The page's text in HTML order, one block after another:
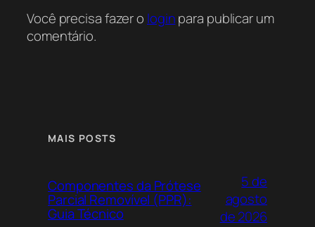
Você precisa fazer o loginpara publicar um
comentário.
MAIS POSTS
Componentes da Prótese
Parcial Removível (PPR):
Guia Técnico
5 de
agosto
de 2026